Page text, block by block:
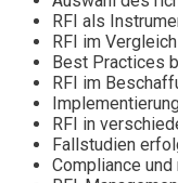
RFI als
RFI im
Best Practices
RFI im
RFI in
Fallstudien
Compliance